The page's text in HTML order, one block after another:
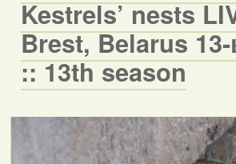
Kestrels’ nests
Brest, Belarus
:: 13th season